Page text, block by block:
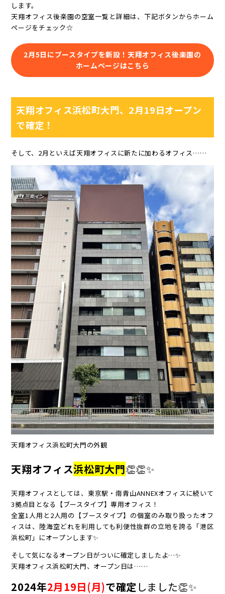
します。
天翔オフィス後楽園の空室一覧と詳細は、下記ボタンからホーム
ページをチェック☆
2月5日にブースタイプを新設！天翔オフィス後楽園の
ホームページはこちら
天翔オフィス浜松町大門、2月19日オープン
で確定！
そして、2月といえば天翔オフィスに新たに加わるオフィス……
天翔オフィス浜松町大門の外観
天翔オフィス浜松町大門👏👏✨
天翔オフィスとしては、東京駅・南青山ANNEXオフィスに続いて
3拠点目となる【ブースタイプ】専用オフィス！
全室1人用と2人用の【ブースタイプ】の個室のみ取り扱ったオフ
ィスは、陸海空どれを利用しても利便性抜群の立地を誇る「港区
浜松町」にオープンします✨
そして気になるオープン日がついに確定しましたよ…✨
天翔オフィス浜松町大門、オープン日は……
2024年2月19日(月)で確定しました👏✨